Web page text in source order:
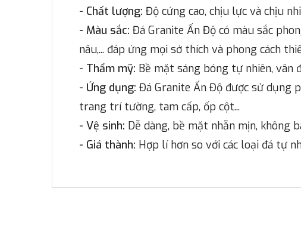
- Chất lượng: Độ cứng cao, chịu lực và chịu
- Màu sắc: Đá Granite Ấn Độ có màu sắc
nâu,... đáp ứng mọi sở thích và phong cách
- Thẩm mỹ: Bề mặt sáng bóng tự nhiên, vân
- Ứng dụng: Đá Granite Ấn Độ được sử dụng
trang trí tường, tam cấp, ốp cột...
- Vệ sinh: Dễ dàng, bề mặt nhẵn mịn, không
- Giá thành: Hợp lí hơn so với các loại đá tự